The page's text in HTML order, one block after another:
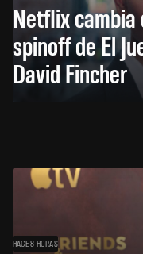
Netflix cambia
spinoff de El
David Fincher
HACE 8 HORAS